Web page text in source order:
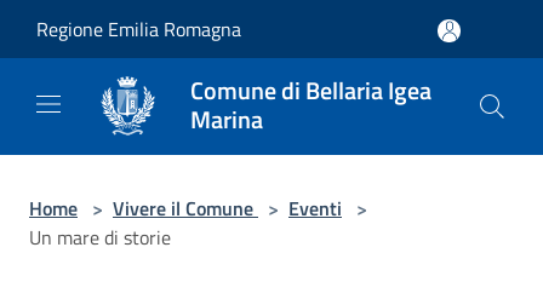
Regione Emilia Romagna
Comune di Bellaria Igea
Marina
Home > Vivere il Comune > Eventi >
Un mare di storie